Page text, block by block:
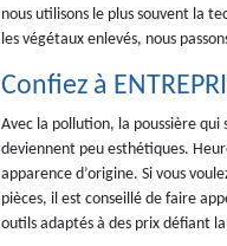
nous utilisons le plus souvent la
les végétaux enlevés, nous
Confiez à
Avec la pollution, la poussière qui
deviennent peu esthétiques.
apparence d’origine. Si vous
pièces, il est conseillé de faire
outils adaptés à des prix défiant